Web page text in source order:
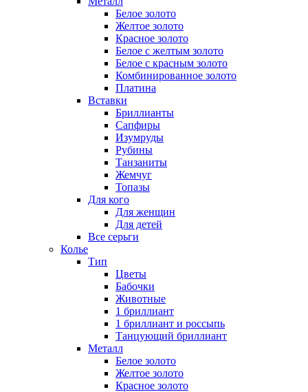
Белое золото
Желтое золото
Красное золото
Белое с желтым золото
Белое с красным золото
Комбинированное золото
Платина
Вставки
Бриллианты
Сапфиры
Изумруды
Рубины
Танзаниты
Жемчуг
Топазы
Для кого
Для женщин
Для детей
Все серьги
Колье
Тип
Цветы
Бабочки
Животные
1 бриллиант
1 бриллиант и россыпь
Танцующий бриллиант
Металл
Белое золото
Желтое золото
Красное золото